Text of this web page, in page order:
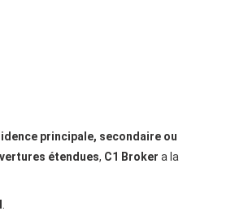
principale, secondaire ou
étendues, C1 Broker a la